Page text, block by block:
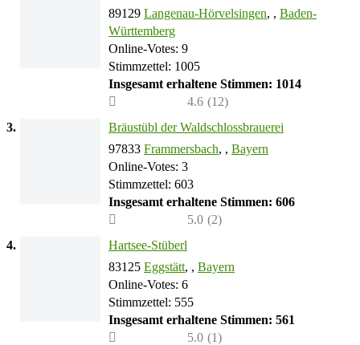
89129 Langenau-Hörvelsingen, , Baden-
Württemberg
Online-Votes: 9
Stimmzettel: 1005
Insgesamt erhaltene Stimmen: 1014
4.6 (12)
3.
Bräustübl der Waldschlossbrauerei
97833 Frammersbach, , Bayern
Online-Votes: 3
Stimmzettel: 603
Insgesamt erhaltene Stimmen: 606
5.0 (2)
4.
Hartsee-Stüberl
83125 Eggstätt, , Bayern
Online-Votes: 6
Stimmzettel: 555
Insgesamt erhaltene Stimmen: 561
5.0 (1)